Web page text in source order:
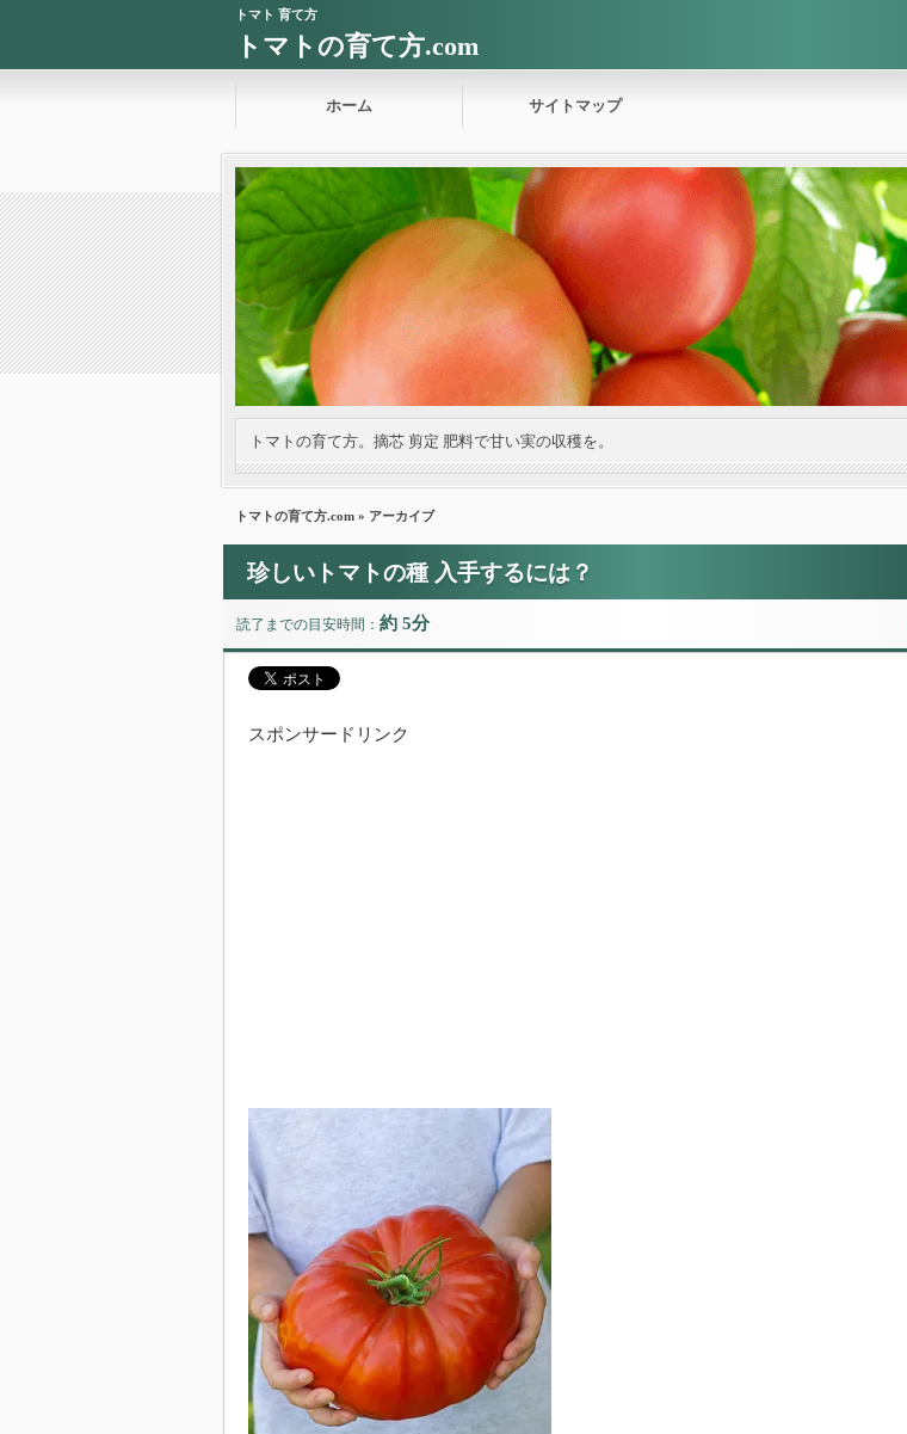
トマト 育て方
トマトの育て方.com
ホーム サイトマップ
トマトの育て方。摘芯 剪定 肥料で甘い実の収穫を。
トマトの育て方.com » アーカイブ
珍しいトマトの種 入手するには？
読了までの目安時間： 約 5分
スポンサードリンク